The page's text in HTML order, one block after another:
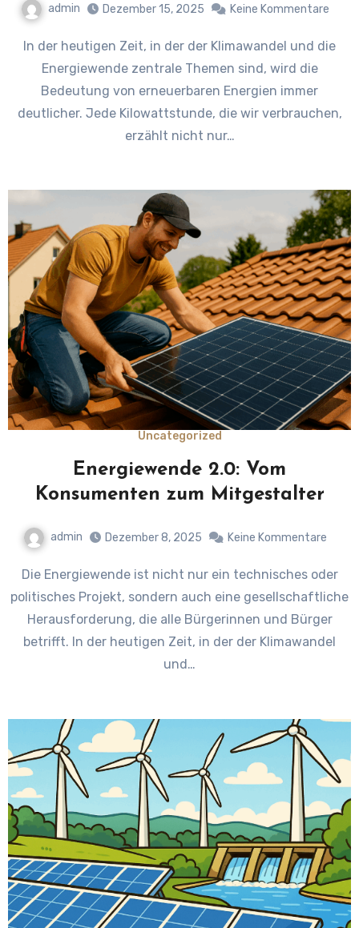
admin Dezember 15, 2025 Keine Kommentare
In der heutigen Zeit, in der der Klimawandel und die
Energiewende zentrale Themen sind, wird die
Bedeutung von erneuerbaren Energien immer
deutlicher. Jede Kilowattstunde, die wir verbrauchen,
erzählt nicht nur…
Uncategorized
Energiewende 2.0: Vom
Konsumenten zum Mitgestalter
admin Dezember 8, 2025 Keine Kommentare
Die Energiewende ist nicht nur ein technisches oder
politisches Projekt, sondern auch eine gesellschaftliche
Herausforderung, die alle Bürgerinnen und Bürger
betrifft. In der heutigen Zeit, in der der Klimawandel
und…